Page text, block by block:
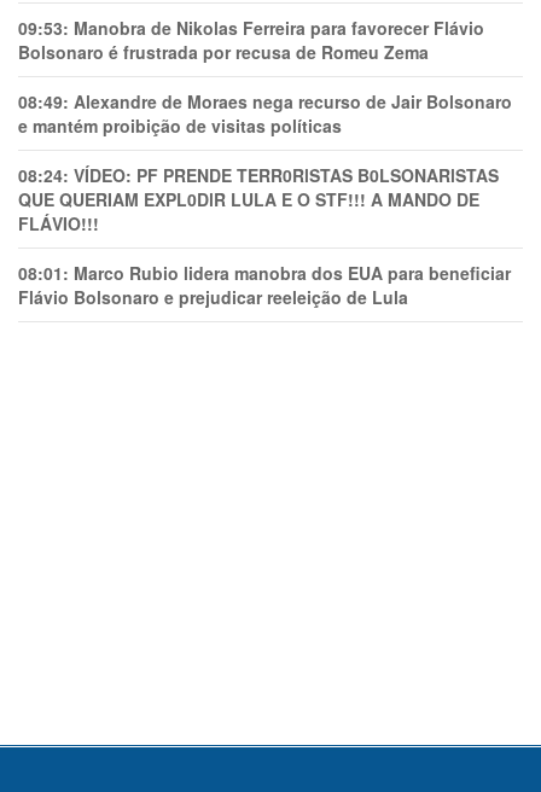
09:53: Manobra de Nikolas Ferreira para favorecer Flávio
Bolsonaro é frustrada por recusa de Romeu Zema
08:49: Alexandre de Moraes nega recurso de Jair Bolsonaro
e mantém proibição de visitas políticas
08:24: VÍDEO: PF PRENDE TERR0RlSTAS B0LSONARlSTAS
QUE QUERIAM EXPL0DlR LULA E O STF!!! A MANDO DE
FLÁVIO!!!
08:01: Marco Rubio lidera manobra dos EUA para beneficiar
Flávio Bolsonaro e prejudicar reeleição de Lula